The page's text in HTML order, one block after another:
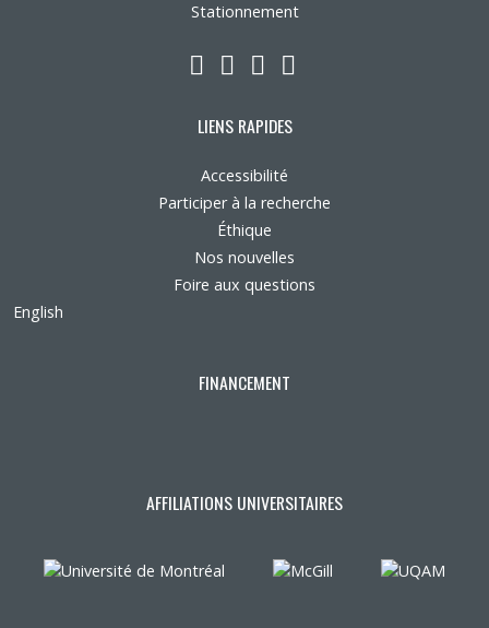
Stationnement
LinkedIn
YouTube
Twitter
LIENS RAPIDES
Accessibilité
Participer à la recherche
Éthique
Nos nouvelles
Foire aux questions
English
FINANCEMENT
AFFILIATIONS UNIVERSITAIRES